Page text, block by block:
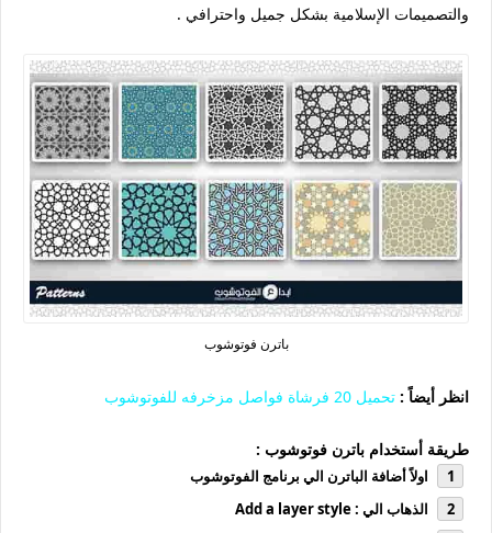
والتصميمات الإسلامية بشكل جميل واحترافي .
باترن فوتوشوب
انظر أيضاً : تحميل 20 فرشاة فواصل مزخرفه للفوتوشوب
طريقة أستخدام باترن فوتوشوب :
اولاً أضافة الباترن الي برنامج الفوتوشوب
الذهاب الي : Add a layer style